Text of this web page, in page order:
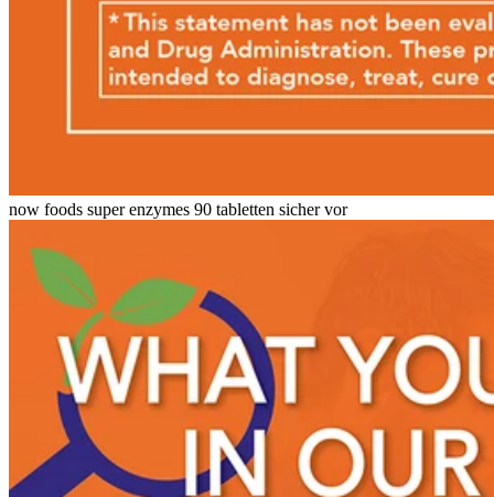
now foods super enzymes 90 tabletten sicher vor